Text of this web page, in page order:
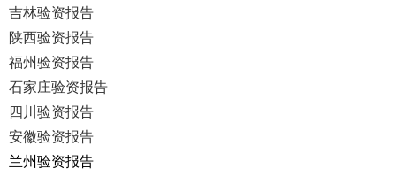
吉林验资报告
陕西验资报告
福州验资报告
石家庄验资报告
四川验资报告
安徽验资报告
兰州验资报告